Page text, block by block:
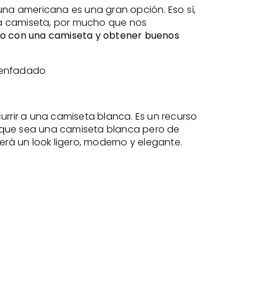
americana es una gran opción. Eso sí,
por mucho que nos
con una camiseta y obtener buenos
a una camiseta blanca. Es un recurso
sea una camiseta blanca pero de
un look ligero, moderno y elegante.